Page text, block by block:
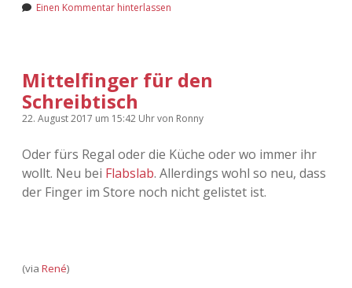
Einen Kommentar hinterlassen
Mittelfinger für den
Schreibtisch
22. August 2017 um 15:42 Uhrvon Ronny
Oder fürs Regal oder die Küche oder wo immer ihr
wollt. Neu bei Flabslab. Allerdings wohl so neu, dass
der Finger im Store noch nicht gelistet ist.
(via René)